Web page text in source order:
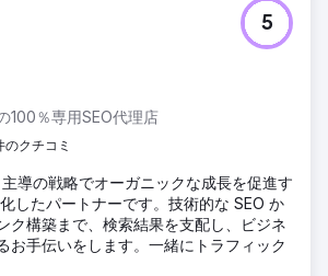
100％専用SEO代理店
のクチコミ
5
導の戦略でオーガニックな成長を促進す
したパートナーです。技術的な SEO か
ク構築まで、検索結果を支配し、ビジネ
お手伝いをします。一緒にトラフィック